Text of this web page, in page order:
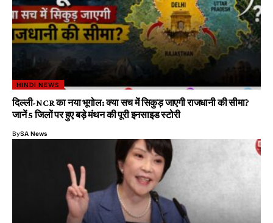
HINDI NEWS
दिल्ली-NCR का नया भूगोल: क्या सच में सिकुड़ जाएगी राजधानी की सीमा?
जानें 5 जिलों पर हुए बड़े मंथन की पूरी इनसाइड स्टोरी
BySA News